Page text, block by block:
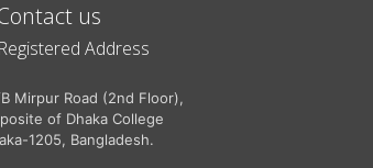
us
Registered Address
Mirpur Road (2nd Floor),
of Dhaka College
1205, Bangladesh.